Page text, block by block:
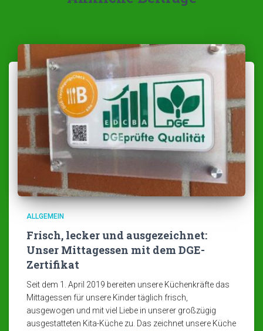
ALLGEMEIN
Frisch, lecker und ausgezeichnet:
Unser Mittagessen mit dem DGE-
Zertifikat
Seit dem 1. April 2019 bereiten unsere Küchenkräfte das
Mittagessen für unsere Kinder täglich frisch,
ausgewogen und mit viel Liebe in unserer großzügig
ausgestatteten Kita-Küche zu. Das zeichnet unsere Küche